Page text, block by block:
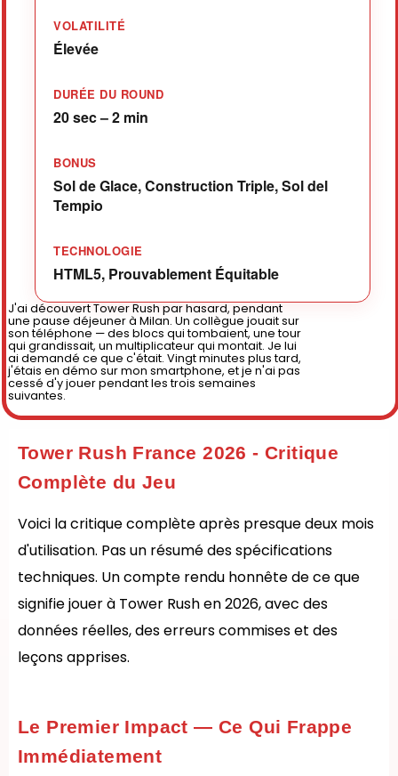
VOLATILITÉ
Élevée
DURÉE DU ROUND
20 sec – 2 min
BONUS
Sol de Glace, Construction Triple, Sol del
Tempio
TECHNOLOGIE
HTML5, Prouvablement Équitable
J'ai découvert Tower Rush par hasard, pendant
une pause déjeuner à Milan. Un collègue jouait sur
son téléphone — des blocs qui tombaient, une tour
qui grandissait, un multiplicateur qui montait. Je lui
ai demandé ce que c'était. Vingt minutes plus tard,
j'étais en démo sur mon smartphone, et je n'ai pas
cessé d'y jouer pendant les trois semaines
suivantes.
Tower Rush France 2026 - Critique
Complète du Jeu
Voici la critique complète après presque deux mois
d'utilisation. Pas un résumé des spécifications
techniques. Un compte rendu honnête de ce que
signifie jouer à Tower Rush en 2026, avec des
données réelles, des erreurs commises et des
leçons apprises.
Le Premier Impact — Ce Qui Frappe
Immédiatement